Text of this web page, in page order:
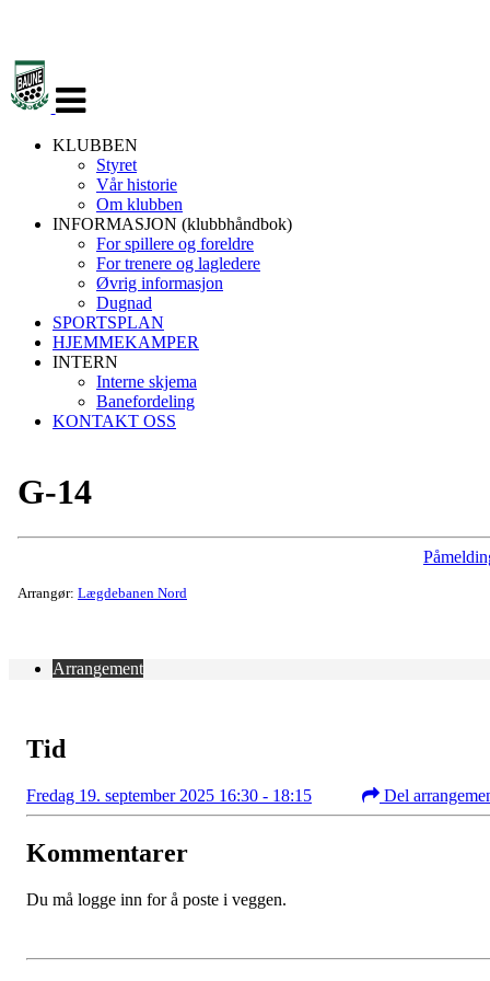
navigasjon
KLUBBEN
Styret
Vår historie
Om klubben
INFORMASJON (klubbhåndbok)
For spillere og foreldre
For trenere og lagledere
Øvrig informasjon
Dugnad
SPORTSPLAN
HJEMMEKAMPER
INTERN
Interne skjema
Banefordeling
KONTAKT OSS
G-14
Arrangør: Lægdebanen Nord
Arrangement
Tid
Fredag 19. september 2025 16:30 - 18:15 Del
Kommentarer
Du må logge inn for å poste i veggen.